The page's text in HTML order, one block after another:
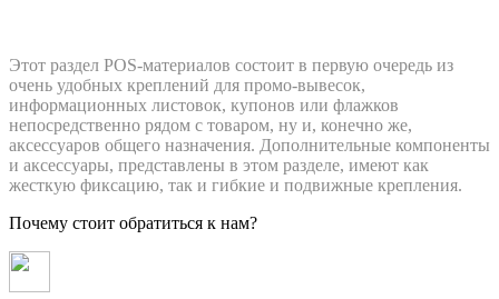
Этот раздел POS-материалов состоит в первую очередь из
очень удобных креплений для промо-вывесок,
информационных листовок, купонов или флажков
непосредственно рядом с товаром, ну и, конечно же,
аксессуаров общего назначения. Дополнительные компоненты
и аксессуары, представлены в этом разделе, имеют как
жесткую фиксацию, так и гибкие и подвижные крепления.
Почему стоит обратиться к нам?